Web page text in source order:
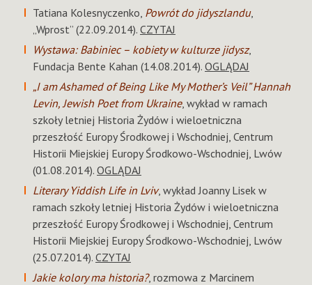
Tatiana Kolesnyczenko, Powrót do jidyszlandu,
„Wprost” (22.09.2014). CZYTAJ
Wystawa: Babiniec – kobiety w kulturze jidysz,
Fundacja Bente Kahan (14.08.2014). OGLĄDAJ
„I am Ashamed of Being Like My Mother’s Veil” Hannah
Levin, Jewish Poet from Ukraine, wykład w ramach
szkoły letniej Historia Żydów i wieloetniczna
przeszłość Europy Środkowej i Wschodniej, Centrum
Historii Miejskiej Europy Środkowo-Wschodniej, Lwów
(01.08.2014). OGLĄDAJ
Literary Yiddish Life in Lviv, wykład Joanny Lisek w
ramach szkoły letniej Historia Żydów i wieloetniczna
przeszłość Europy Środkowej i Wschodniej, Centrum
Historii Miejskiej Europy Środkowo-Wschodniej, Lwów
(25.07.2014). CZYTAJ
Jakie kolory ma historia?, rozmowa z Marcinem